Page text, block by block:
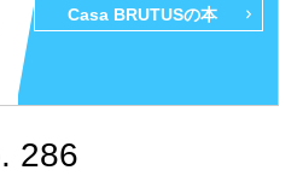
Casa BRUTUSの本
286